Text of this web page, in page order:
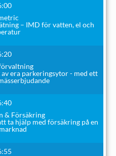
– IMD för vatten, el och
era parkeringsytor - med ett
& Försäkring
ta hjälp med försäkring på en